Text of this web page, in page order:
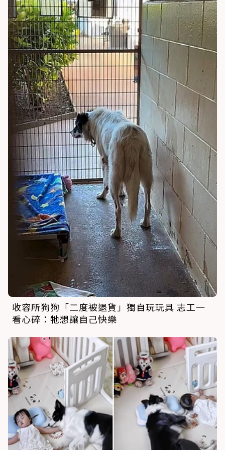
收容所狗狗「二度被退貨」獨自玩玩具 志工一
看心碎：牠想讓自己快樂